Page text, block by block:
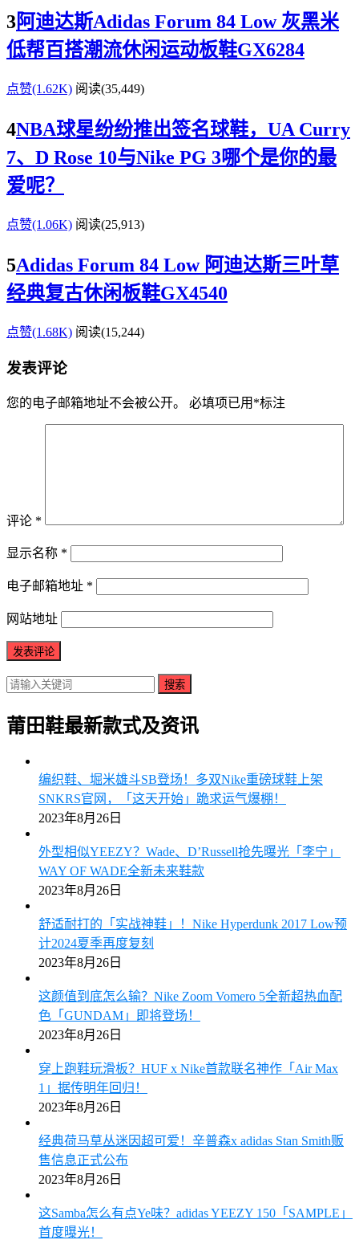
3阿迪达斯Adidas Forum 84 Low 灰黑米
低帮百搭潮流休闲运动板鞋GX6284
点赞(1.62K) 阅读(35,449)
4NBA球星纷纷推出签名球鞋，UA Curry
7、D Rose 10与Nike PG 3哪个是你的最
爱呢？
点赞(1.06K) 阅读(25,913)
5Adidas Forum 84 Low 阿迪达斯三叶草
经典复古休闲板鞋GX4540
点赞(1.68K) 阅读(15,244)
发表评论
您的电子邮箱地址不会被公开。 必填项已用 *标注
评论 *
显示名称 *
电子邮箱地址 *
网站地址
搜索
莆田鞋最新款式及资讯
编织鞋、堀米雄斗SB登场！多双Nike重磅球鞋上架
SNKRS官网，「这天开始」跪求运气爆棚！
2023年8月26日
外型相似YEEZY？Wade、D’Russell抢先曝光「李宁」
WAY OF WADE全新未来鞋款
2023年8月26日
舒适耐打的「实战神鞋」！Nike Hyperdunk 2017 Low预
计2024夏季再度复刻
2023年8月26日
这颜值到底怎么输？Nike Zoom Vomero 5全新超热血配
色「GUNDAM」即将登场！
2023年8月26日
穿上跑鞋玩滑板？HUF x Nike首款联名神作「Air Max
1」据传明年回归！
2023年8月26日
经典荷马草丛迷因超可爱！辛普森x adidas Stan Smith贩
售信息正式公布
2023年8月26日
这Samba怎么有点Ye味？adidas YEEZY 150「SAMPLE」
首度曝光！